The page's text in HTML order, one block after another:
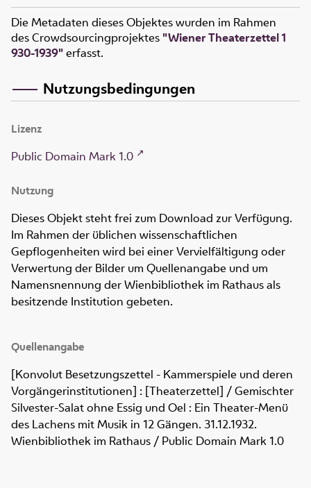
Die Metadaten dieses Objektes wurden im Rahmen
des Crowdsourcingprojektes "Wiener Theaterzettel 1
930-1939"erfasst.
Nutzungsbedingungen
Lizenz
Public Domain Mark 1.0
Nutzung
Dieses Objekt steht frei zum Download zur Verfügung.
Im Rahmen der üblichen wissenschaftlichen
Gepflogenheiten wird bei einer Vervielfältigung oder
Verwertung der Bilder um Quellenangabe und um
Namensnennung der Wienbibliothek im Rathaus als
besitzende Institution gebeten.
Quellenangabe
[Konvolut Besetzungszettel - Kammerspiele und deren
Vorgängerinstitutionen] : [Theaterzettel] / Gemischter
Silvester-Salat ohne Essig und Oel : Ein Theater-Menü
des Lachens mit Musik in 12 Gängen. 31.12.1932.
Wienbibliothek im Rathaus / Public Domain Mark 1.0